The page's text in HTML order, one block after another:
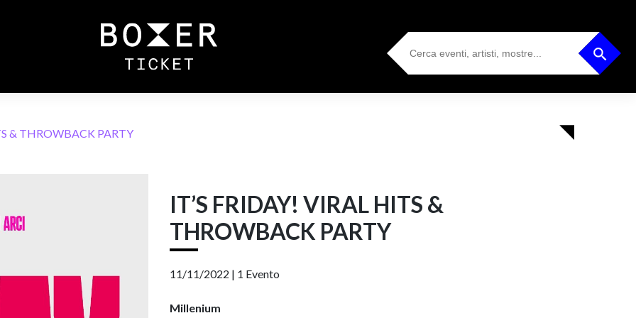
Search
for:
Search Button
& THROWBACK PARTY
IT’S FRIDAY! VIRAL HITS &
THROWBACK PARTY
11/11/2022 | 1 Evento
Millenium